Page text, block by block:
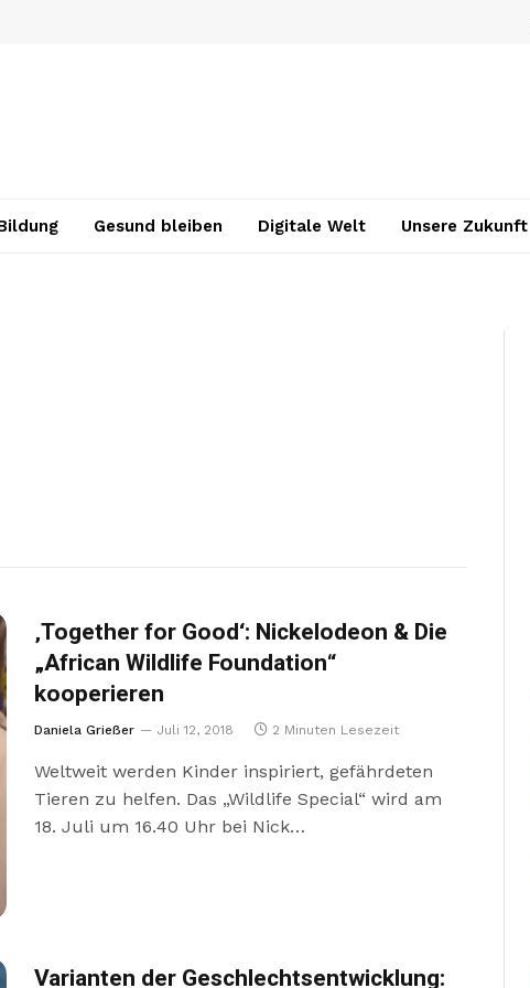
Gesund bleiben Digitale Welt Unsere Zukunft
‚Together for Good‘: Nickelodeon & Die
„African Wildlife Foundation“
kooperieren
Daniela Grießer Juli 12, 2018 2 Minuten Lesezeit
Weltweit werden Kinder inspiriert, gefährdeten
Tieren zu helfen. Das „Wildlife Special“ wird am
18. Juli um 16.40 Uhr bei Nick…
Varianten der Geschlechtsentwicklung: